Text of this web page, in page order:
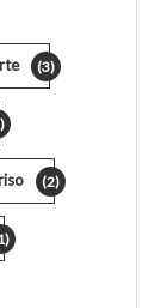
(3)
(2)